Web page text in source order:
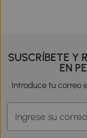
SUSCRÍBETE Y
EN
Introduce tu correo